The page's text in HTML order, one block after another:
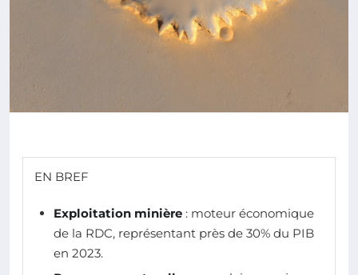
EN BREF
Exploitation minière : moteur économique
de la RDC, représentant près de 30% du PIB
en 2023.